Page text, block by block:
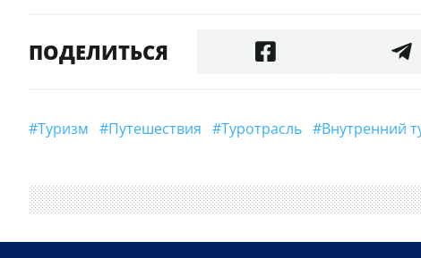
ПОДЕЛИТЬСЯ
#туризм #путешествия #туротрасль #Внутренний